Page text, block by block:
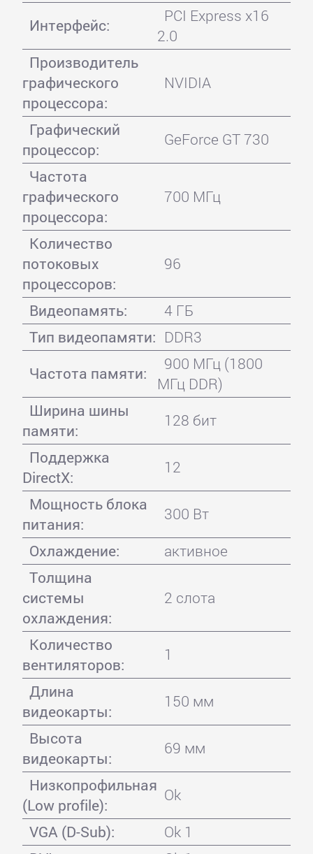
Интерфейс:
PCI Express x16
2.0
Производитель
графического
процессора:
NVIDIA
Графический
процессор:
GeForce GT 730
Частота
графического
процессора:
700 МГц
Количество
потоковых
процессоров:
96
Видеопамять:
4 ГБ
Тип видеопамяти: DDR3
Частота памяти:
900 МГц (1800
МГц DDR)
Ширина шины
памяти:
128 бит
Поддержка
DirectX:
12
Мощность блока
питания:
300 Вт
Охлаждение:
активное
Толщина
системы
охлаждения:
2 слота
Количество
вентиляторов:
1
Длина
видеокарты:
150 мм
Высота
видеокарты:
69 мм
Низкопрофильная
(Low profile):
Ok
VGA (D-Sub):
Ok 1